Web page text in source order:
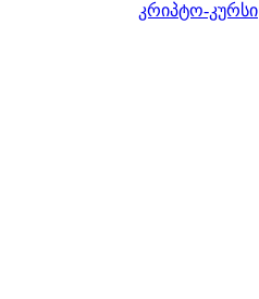
კრიპტო-კურსი